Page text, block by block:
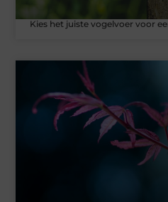
Kies het juiste vogelvoer voor